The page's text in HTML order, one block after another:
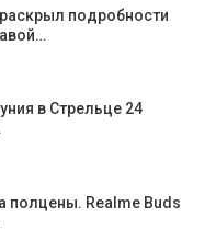
подробности
в Стрельце 24
полцены. Realme Buds